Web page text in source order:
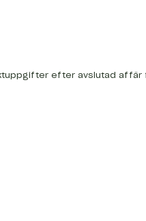
efter avslutad